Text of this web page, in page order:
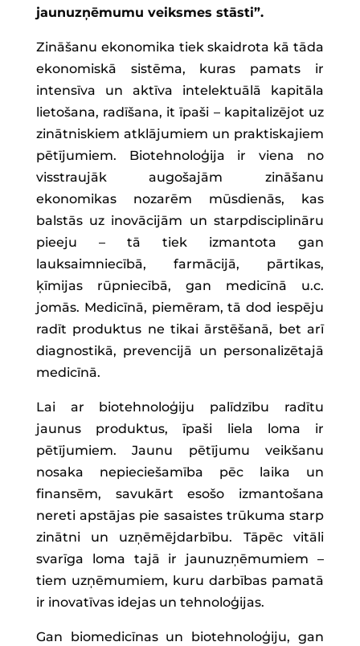
jaunuzņēmumu veiksmes stāsti”.
Zināšanu ekonomika tiek skaidrota kā tāda
ekonomiskā sistēma, kuras pamats ir
intensīva un aktīva intelektuālā kapitāla
lietošana, radīšana, it īpaši – kapitalizējot uz
zinātniskiem atklājumiem un praktiskajiem
pētījumiem. Biotehnoloģija ir viena no
visstraujāk augošajām zināšanu
ekonomikas nozarēm mūsdienās, kas
balstās uz inovācijām un starpdisciplināru
pieeju – tā tiek izmantota gan
lauksaimniecībā, farmācijā, pārtikas,
ķīmijas rūpniecībā, gan medicīnā u.c.
jomās. Medicīnā, piemēram, tā dod iespēju
radīt produktus ne tikai ārstēšanā, bet arī
diagnostikā, prevencijā un personalizētajā
medicīnā.
Lai ar biotehnoloģiju palīdzību radītu
jaunus produktus, īpaši liela loma ir
pētījumiem. Jaunu pētījumu veikšanu
nosaka nepieciešamība pēc laika un
finansēm, savukārt esošo izmantošana
nereti apstājas pie sasaistes trūkuma starp
zinātni un uzņēmējdarbību. Tāpēc vitāli
svarīga loma tajā ir jaunuzņēmumiem –
tiem uzņēmumiem, kuru darbības pamatā
ir inovatīvas idejas un tehnoloģijas.
Gan biomedicīnas un biotehnoloģiju, gan